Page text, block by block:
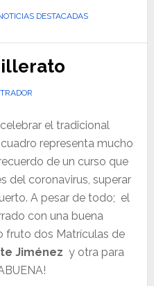
DESTACADAS
el tradicional
representa mucho
de un curso que
del coronavirus, superar
A pesar de todo; el
con una buena
fruto dos Matrículas de
Jiménez y otra para